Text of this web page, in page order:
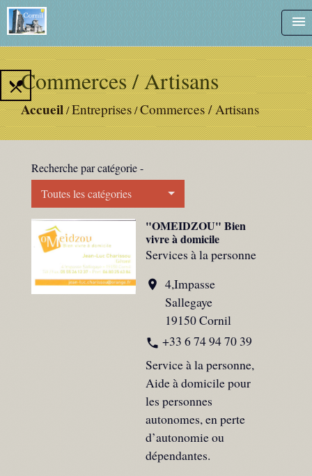
menu
Commerces / Artisans
Accueil/Entreprises/Commerces / Artisans
local_dining
Recherche par catégorie -
Toutes les catégories
"OMEIDZOU" Bien
vivre à domicile
Services à la personne
location_on 4,Impasse
Sallegaye
19150 Cornil
phone +33 6 74 94 70 39
Service à la personne,
Aide à domicile pour
les personnes
autonomes, en perte
d’autonomie ou
dépendantes.